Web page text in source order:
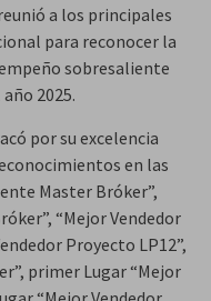
a los principales
para reconocer la
sobresaliente
2025.
por su excelencia
en las
Master Bróker”,
“Mejor Vendedor
Proyecto LP12”,
primer Lugar “Mejor